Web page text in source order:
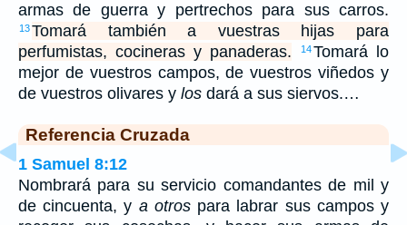
armas de guerra y pertrechos para sus carros.
13Tomará también a vuestras hijas para
perfumistas, cocineras y panaderas.
14Tomará lo
mejor de vuestros campos, de vuestros viñedos y
de vuestros olivares y los dará a sus siervos.…
Referencia Cruzada
1 Samuel 8:12
Nombrará para su servicio comandantes de mil y
de cincuenta, y a otrospara labrar sus campos y